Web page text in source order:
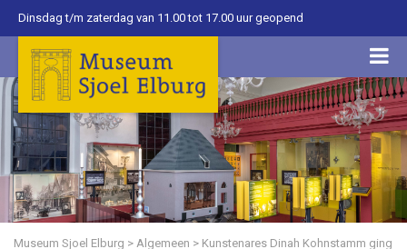
Dinsdag t/m zaterdag van 11.00 tot 17.00 uur geopend
Museum Sjoel Elburg > Algemeen > Kunstenares Dinah Kohnstamm ging